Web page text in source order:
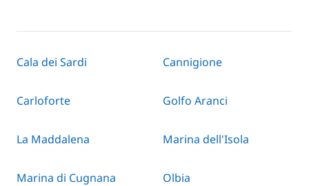
Cala dei Sardi Cannigione
Carloforte Golfo Aranci
La Maddalena Marina dell'Isola
Marina di Cugnana Olbia